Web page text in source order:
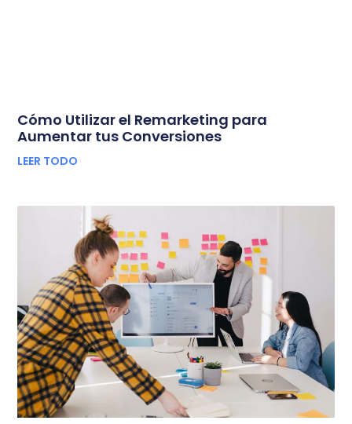
Cómo Utilizar el Remarketing para
Aumentar tus Conversiones
LEER TODO